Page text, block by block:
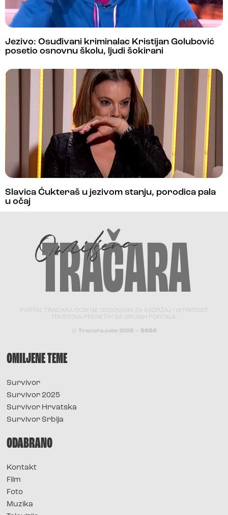
Jezivo: Osuđivani kriminalac Kristijan Golubović
posetio osnovnu školu, ljudi šokirani
Slavica Ćukteraš u jezivom stanju, porodica pala
u očaj
PORTAL TRACARA.COM NE ODGOVARA ZA SADRŽAJ I ISTINITOST
TEKSTOVA PRENETIH SA DRUGIH PORTALA.
© Tracara.com 2008 – 2026
OMILJENE TEME
Survivor
Survivor 2025
Survivor Hrvatska
Survivor Srbija
ODABRANO
Kontakt
Film
Foto
Muzika